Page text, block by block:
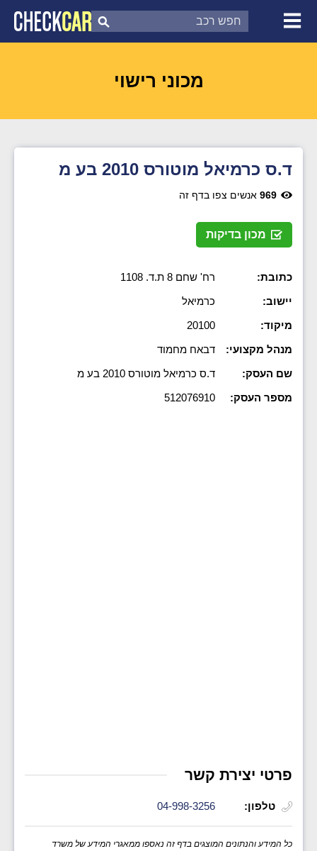
צ'ק קאר
דוח בדיקת רכב
מכוני רישוי
ד.ס כרמיאל מוטורס 2010 בע מ
969 אנשים צפו בדף זה
מכון בדיקות
כתובת:
רח' שחם 8 ת.ד. 1108
יישוב:
כרמיאל
מיקוד:
20100
מנהל מקצועי:
דבאח מחמוד
שם העסק:
ד.ס כרמיאל מוטורס 2010 בע מ
מספר העסק:
512076910
פרטי יצירת קשר
טלפון: 04-998-3256
כל המידע והנתונים המוצגים בדף זה נאספו ממאגרי המידע של משרד